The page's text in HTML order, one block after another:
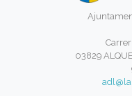
03829